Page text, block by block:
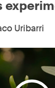
Uribarri